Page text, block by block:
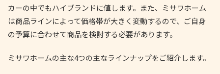
カーの中でもハイブランドに値します。また、ミサワホーム
は商品ラインによって価格帯が大きく変動するので、ご自身
の予算に合わせて商品を検討する必要があります。
ミサワホームの主な4つの主なラインナップをご紹介します。